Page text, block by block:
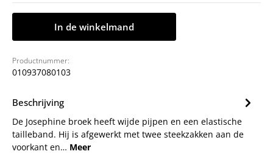
In de winkelmand
Productnummer:
010937080103
Beschrijving
De Josephine broek heeft wijde pijpen en een elastische
tailleband. Hij is afgewerkt met twee steekzakken aan de
voorkant en… Meer